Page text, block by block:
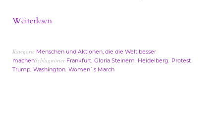
Weiterlesen
Kategorie Menschen und Aktionen, die die Welt besser
machenSchlagwörter Frankfurt, Gloria Steinem, Heidelberg, Protest,
Trump, Washington, Women`s March